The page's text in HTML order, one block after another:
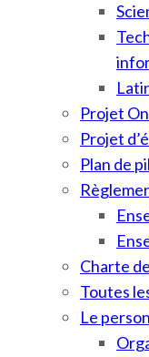
Projet
Projet
Plan de
Charte
Toutes
Le